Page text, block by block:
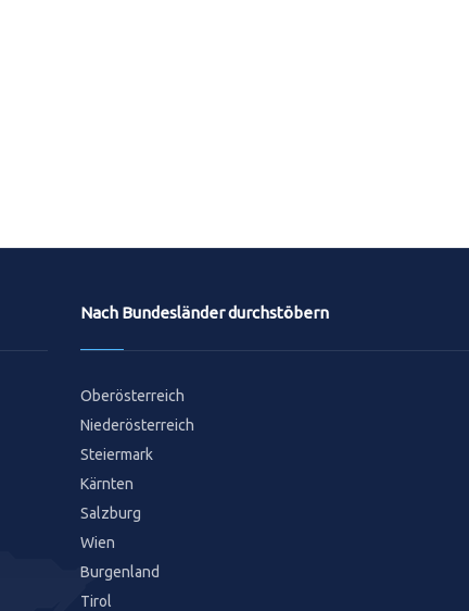
Nach Bundesländer durchstöbern
Oberösterreich
Niederösterreich
Steiermark
Kärnten
Salzburg
Wien
Burgenland
Tirol